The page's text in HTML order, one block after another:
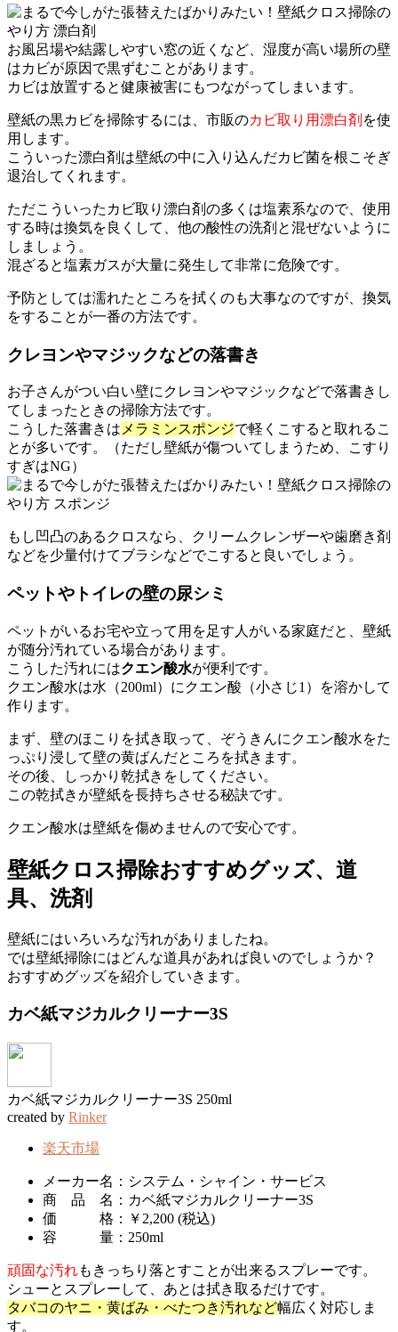
お風呂場や結露しやすい窓の近くなど、湿度が高い場所の壁
はカビが原因で黒ずむことがあります。
カビは放置すると健康被害にもつながってしまいます。
壁紙の黒カビを掃除するには、市販のカビ取り用漂白剤 を使
用します。
こういった漂白剤は壁紙の中に入り込んだカビ菌を根こそぎ
退治してくれます。
ただこういったカビ取り漂白剤の多くは塩素系なので、使用
する時は換気を良くして、他の酸性の洗剤と混ぜないように
しましょう。
混ざると塩素ガスが大量に発生して非常に危険です。
予防としては濡れたところを拭くのも大事なのですが、換気
をすることが一番の方法です。
クレヨンやマジックなどの落書き
お子さんがつい白い壁にクレヨンやマジックなどで落書きし
てしまったときの掃除方法です。
こうした落書きはメラミンスポンジで軽くこすると取れるこ
とが多いです。（ただし壁紙が傷ついてしまうため、こすり
すぎはNG）
もし凹凸のあるクロスなら、クリームクレンザーや歯磨き剤
などを少量付けてブラシなどでこすると良いでしょう。
ペットやトイレの壁の尿シミ
ペットがいるお宅や立って用を足す人がいる家庭だと、壁紙
が随分汚れている場合があります。
こうした汚れにはクエン酸水が便利です。
クエン酸水は水（200ml）にクエン酸（小さじ1）を溶かして
作ります。
まず、壁のほこりを拭き取って、ぞうきんにクエン酸水をた
っぷり浸して壁の黄ばんだところを拭きます。
その後、しっかり乾拭きをしてください。
この乾拭きが壁紙を長持ちさせる秘訣です。
クエン酸水は壁紙を傷めませんので安心です。
壁紙クロス掃除おすすめグッズ、道
具、洗剤
壁紙にはいろいろな汚れがありましたね。
では壁紙掃除にはどんな道具があれば良いのでしょうか？
おすすめグッズを紹介していきます。
カベ紙マジカルクリーナー3S
カベ紙マジカルクリーナー3S 250ml
created by Rinker
楽天市場
メーカー名：システム・シャイン・サービス
商 品 名：カベ紙マジカルクリーナー3S
価 格：￥2,200 (税込)
容 量：250ml
頑固な汚れもきっちり落とすことが出来るスプレーです。
シューとスプレーして、あとは拭き取るだけです。
タバコのヤニ・黄ばみ・べたつき汚れなど幅広く対応しま
す。